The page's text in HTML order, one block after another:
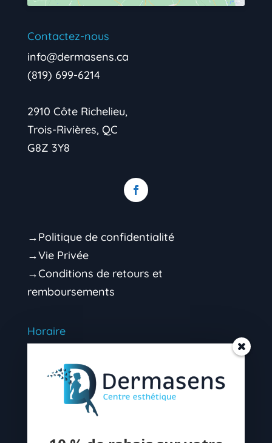
Contactez-nous
info@dermasens.ca
(819) 699-6214
2910 Côte Richelieu,
Trois-Rivières, QC
G8Z 3Y8
→Politique de confidentialité
→Vie Privée
→Conditions de retours et
remboursements
Horaire
Mardi 9h00 – 16h30 (soir sur rendez-vous)
Mercredi 9h00 – 16h30 (soir sur rendez-